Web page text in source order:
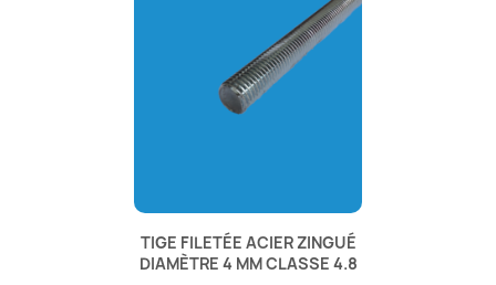
TIGE FILETÉE ACIER ZINGUÉ
DIAMÈTRE 4 MM CLASSE 4.8